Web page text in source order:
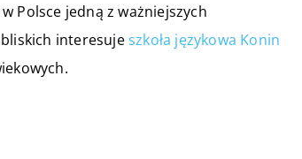
Polsce jedną z ważniejszych
bliskich interesujeszkoła językowa Konin